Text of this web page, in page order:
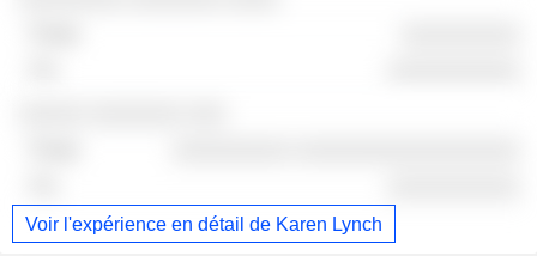
Voir l'expérience en détail de Karen Lynch